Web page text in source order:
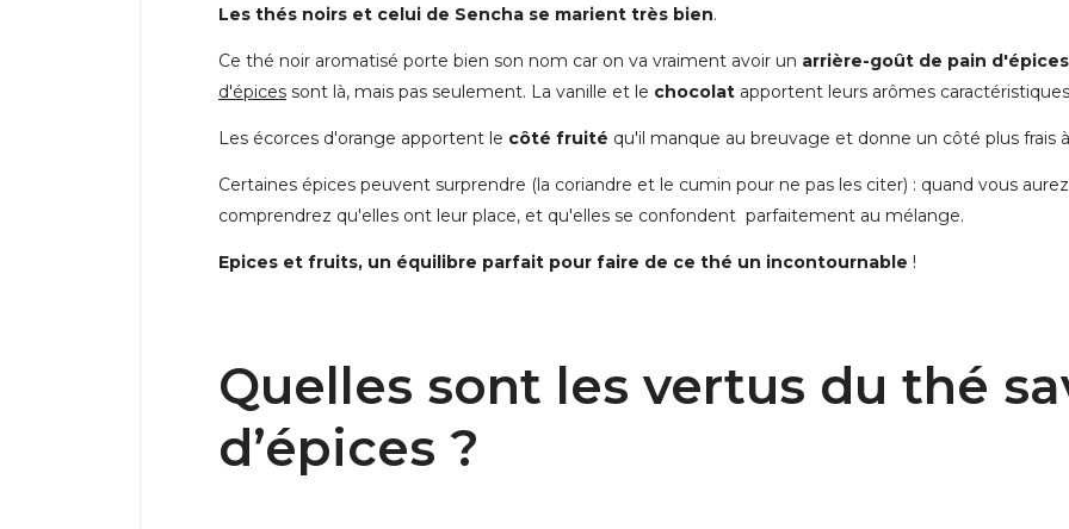
Les thés noirs et celui de Sencha se marient très bien.
Ce thé noir aromatisé porte bien son nom car on va vraiment avoir un arrière-goût de pain d'épices
d'épices sont là, mais pas seulement. La vanille et le chocolat apportent leurs arômes
Les écorces d'orange apportent le côté fruité qu'il manque au breuvage et donne un côté plus frais
Certaines épices peuvent surprendre (la coriandre et le cumin pour ne pas les citer) : quand vous
comprendrez qu'elles ont leur place, et qu'elles se confondent parfaitement au mélange.
Epices et fruits, un équilibre parfait pour faire de ce thé un incontournable !
Quelles sont les vertus du thé
d’épices ?